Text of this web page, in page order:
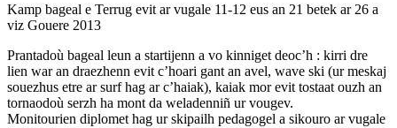
Kamp bageal e Terrug evit ar vugale 11-12 eus an 21 betek ar 26 a
viz Gouere 2013
Prantadoù bageal leun a startijenn a vo kinniget deoc’h : kirri dre
lien war an draezhenn evit c’hoari gant an avel, wave ski (ur meskaj
souezhus etre ar surf hag ar c’haiak), kaiak mor evit tostaat ouzh an
tornaodoù serzh ha mont da weladenniñ ur vougev.
Monitourien diplomet hag ur skipailh pedagogel a sikouro ar vugale